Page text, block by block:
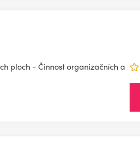
ploch - Činnost organizačních a